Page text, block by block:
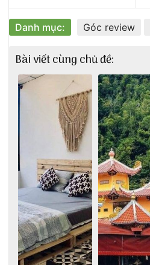
Danh mục: Góc review
Bài viết cùng chủ đề: